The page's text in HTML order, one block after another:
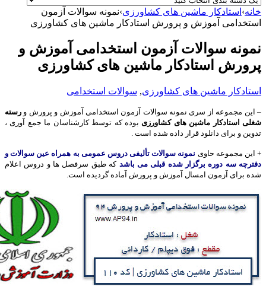
خانه› استادکار ماشین های کشاورزی›نمونه سوالات آزمون
استخدامی آموزش و پرورش استادکار ماشین های کشاورزی
نمونه سوالات آزمون استخدامی آموزش و
پرورش استادکار ماشین های کشاورزی
استادکار ماشین های کشاورزی, سوالات استخدامی
– این مجموعه از سری نمونه سوالات آزمون استخدامی آموزش و پرورش و رسته
شغلی استادکار ماشین های کشاورزی بوده که توسط کارشناسان ما جمع آوری ،
تدوین و برای دانلود قرار داده شده است .
+ این مجموعه حاوی نمونه سوالات تألیفی دروس عمومی به همراه عین سوالات و
دفترچه سه دوره برگزار شده قبلی می باشد که طبق سرفصل ها و دروس اعلام
شده برای آزمون امسال آموزش و پرورش آماده گردیده است.